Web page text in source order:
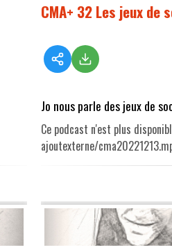
CMA+ 32 Les jeux de
Jo nous parle des jeux de
Ce podcast n'est plus
ajoutexterne/